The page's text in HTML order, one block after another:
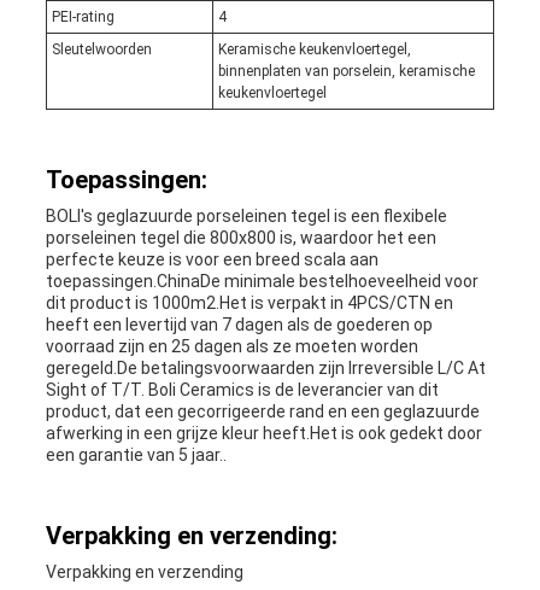
PEI-rating
4
Sleutelwoorden
Keramische keukenvloertegel,
binnenplaten van porselein, keramische
keukenvloertegel
Toepassingen:
BOLI's geglazuurde porseleinen tegel is een flexibele
porseleinen tegel die 800x800 is, waardoor het een
perfecte keuze is voor een breed scala aan
toepassingen.ChinaDe minimale bestelhoeveelheid voor
dit product is 1000m2.Het is verpakt in 4PCS/CTN en
heeft een levertijd van 7 dagen als de goederen op
voorraad zijn en 25 dagen als ze moeten worden
geregeld.De betalingsvoorwaarden zijn Irreversible L/C At
Sight of T/T. Boli Ceramics is de leverancier van dit
product, dat een gecorrigeerde rand en een geglazuurde
afwerking in een grijze kleur heeft.Het is ook gedekt door
een garantie van 5 jaar..
Verpakking en verzending:
Verpakking en verzending